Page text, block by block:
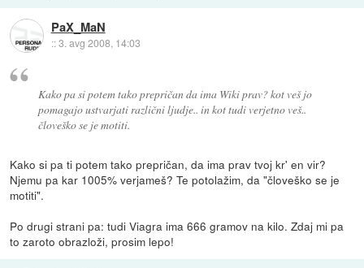
PaX_MaN
::3. avg 2008, 14:03
Kako pa si potem tako prepričan da ima Wiki prav? kot veš jo
pomagajo ustvarjati različni ljudje.. in kot tudi verjetno veš..
človeško se je motiti.
Kako si pa ti potem tako prepričan, da ima prav tvoj kr' en vir?
Njemu pa kar 1005% verjameš? Te potolažim, da "človeško se je
motiti".
Po drugi strani pa: tudi Viagra ima 666 gramov na kilo. Zdaj mi pa
to zaroto obrazloži, prosim lepo!